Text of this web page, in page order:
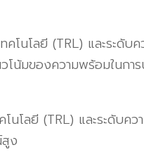
คโนโลยี(TRL) และระดับ
น้มของความพร้อมในการ
โนโลยี(TRL) และระดับค
ง